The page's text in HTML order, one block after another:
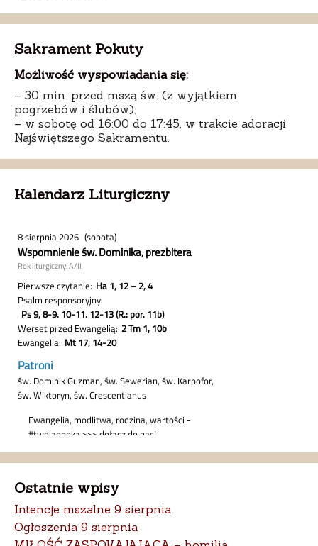
Sakrament Pokuty
Możliwość wyspowiadania się:
– 30 min. przed mszą św. (z wyjątkiem
pogrzebów i ślubów);
– w sobotę od 16:00 do 17:45, w trakcie adoracji
Najświętszego Sakramentu.
Kalendarz Liturgiczny
Ostatnie wpisy
Intencje mszalne 9 sierpnia
Ogłoszenia 9 sierpnia